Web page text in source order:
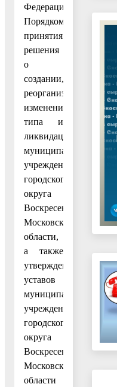
Федерации»,
Порядком
принятия
решения
о
создании,
реорганизации,
изменения
типа и
ликвидации
муниципальных
учреждений
городского
округа
Воскресенск
Московской
области,
а также
утверждения
уставов
муниципальных
учреждений
городского
округа
Воскресенск
Московской
области